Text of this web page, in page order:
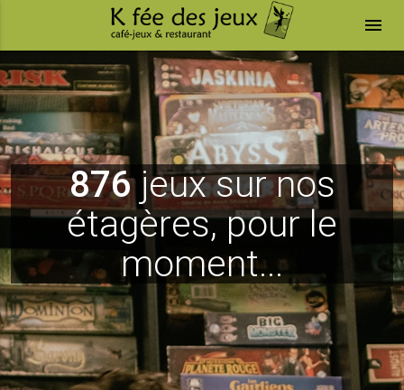
menu
876jeux sur nos
étagères, pour le
moment...